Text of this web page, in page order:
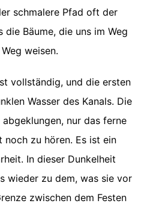
schmalere Pfad oft der
Bäume, die uns im Weg
weisen.
vollständig, und die ersten
Wasser des Kanals. Die
nur das ferne
noch zu hören. Es ist ein
In dieser Dunkelheit
wieder zu dem, was sie vor
zwischen dem Festen